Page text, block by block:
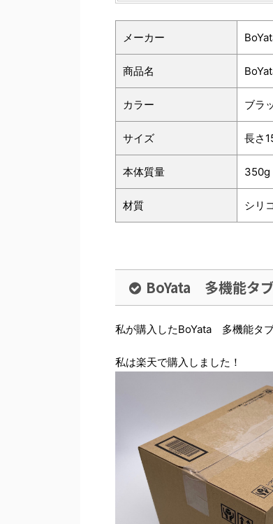
メーカー
商品名
カラー ブラ
サイズ 長さ
本体質量 350g
材質 シリ
BoYata 多機能タ
私が購入したBoYata 多機能タ
私は楽天で購入しました！